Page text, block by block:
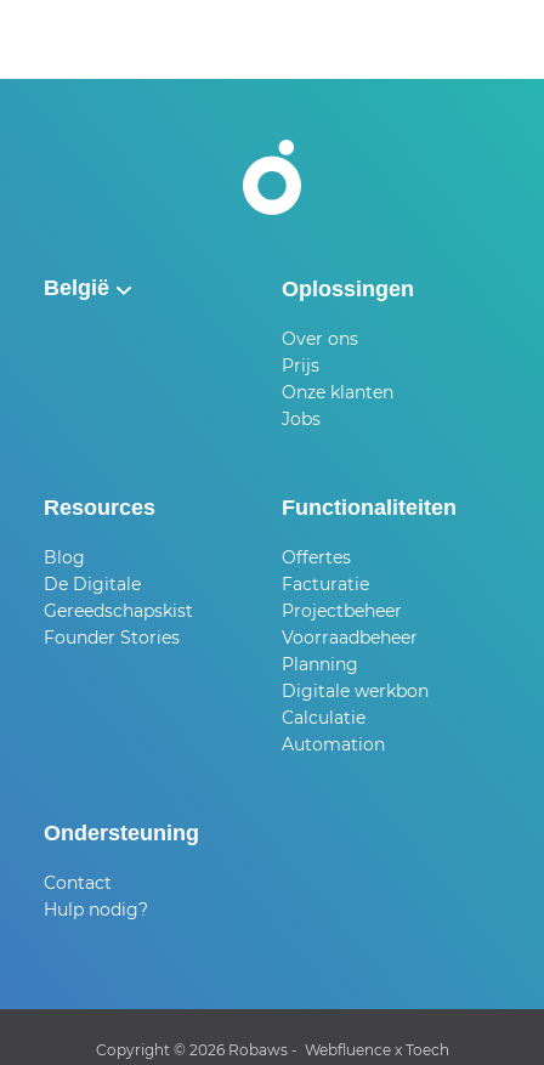
Oplossingen
Over ons
Prijs
Onze klanten
Jobs
Functionaliteiten
Offertes
Facturatie
Projectbeheer
Voorraadbeheer
Planning
Digitale werkbon
Calculatie
Automation
Ondersteuning
Contact
Hulp nodig?
België
Resources
Blog
De Digitale
Gereedschapskist
Founder Stories
Copyright © 2026 Robaws - Webfluencex Toech